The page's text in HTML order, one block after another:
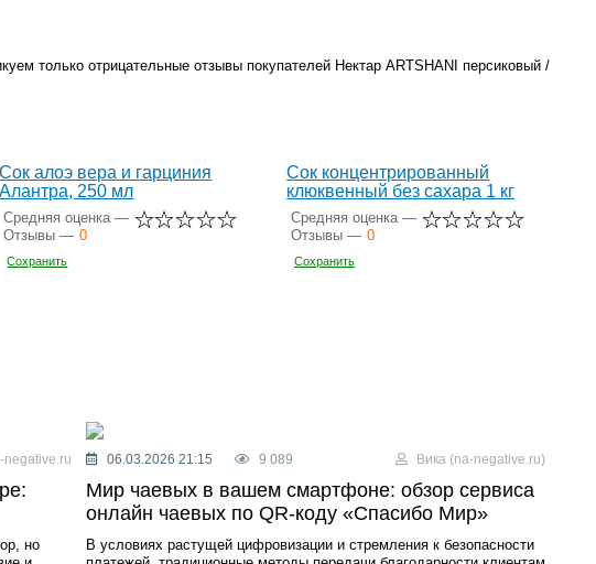
только отрицательные отзывы покупателей Нектар ARTSHANI персиковый /
Сок алоэ вера и гарциния
Алантра, 250 мл
Средняя оценка —
Отзывы — 0
Сохранить
Сок концентрированный
клюквенный без сахара 1 кг
Средняя оценка —
Отзывы — 0
Сохранить
negative.ru
но
06.03.2026 21:15 9 089 Вика (na-negative.ru)
Мир чаевых в вашем смартфоне: обзор сервиса
онлайн чаевых по QR-коду «Спасибо Мир»
В условиях растущей цифровизации и стремления к безопасности